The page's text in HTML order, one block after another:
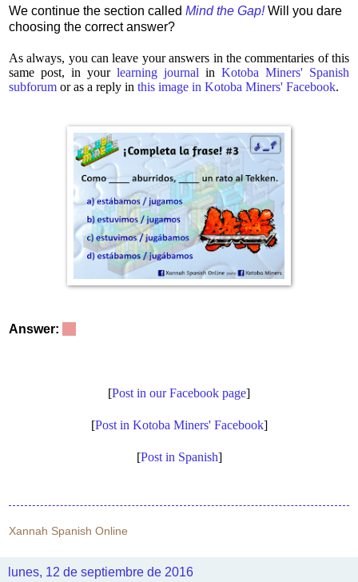
We continue the section called Mind the Gap!Will you dare
choosing the correct answer?
As always, you can leave your answers in the commentaries of this
same post, in your learning journal in Kotoba Miners' Spanish
subforum or as a reply in this image in Kotoba Miners' Facebook.
Answer:
[Post in our Facebook page]
[Post in Kotoba Miners' Facebook]
[Post in Spanish]
Xannah Spanish Online
lunes, 12 de septiembre de 2016